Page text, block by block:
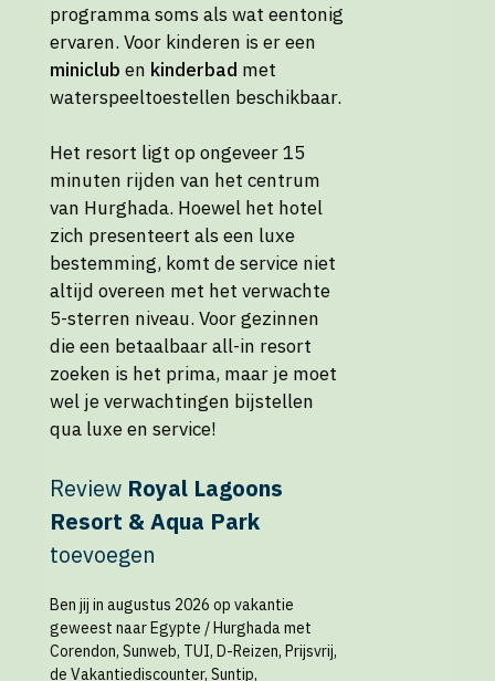
programma soms als wat eentonig
ervaren. Voor kinderen is er een
miniclub en kinderbad met
waterspeeltoestellen beschikbaar.
Het resort ligt op ongeveer 15
minuten rijden van het centrum
van Hurghada. Hoewel het hotel
zich presenteert als een luxe
bestemming, komt de service niet
altijd overeen met het verwachte
5-sterren niveau. Voor gezinnen
die een betaalbaar all-in resort
zoeken is het prima, maar je moet
wel je verwachtingen bijstellen
qua luxe en service!
Review Royal Lagoons
Resort & Aqua Park
toevoegen
Ben jij in augustus 2026 op vakantie
geweest naar Egypte / Hurghada met
Corendon, Sunweb, TUI, D-Reizen, Prijsvrij,
de Vakantiediscounter, Suntip,